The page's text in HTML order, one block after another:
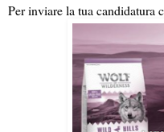
Per inviare la tua candidatura